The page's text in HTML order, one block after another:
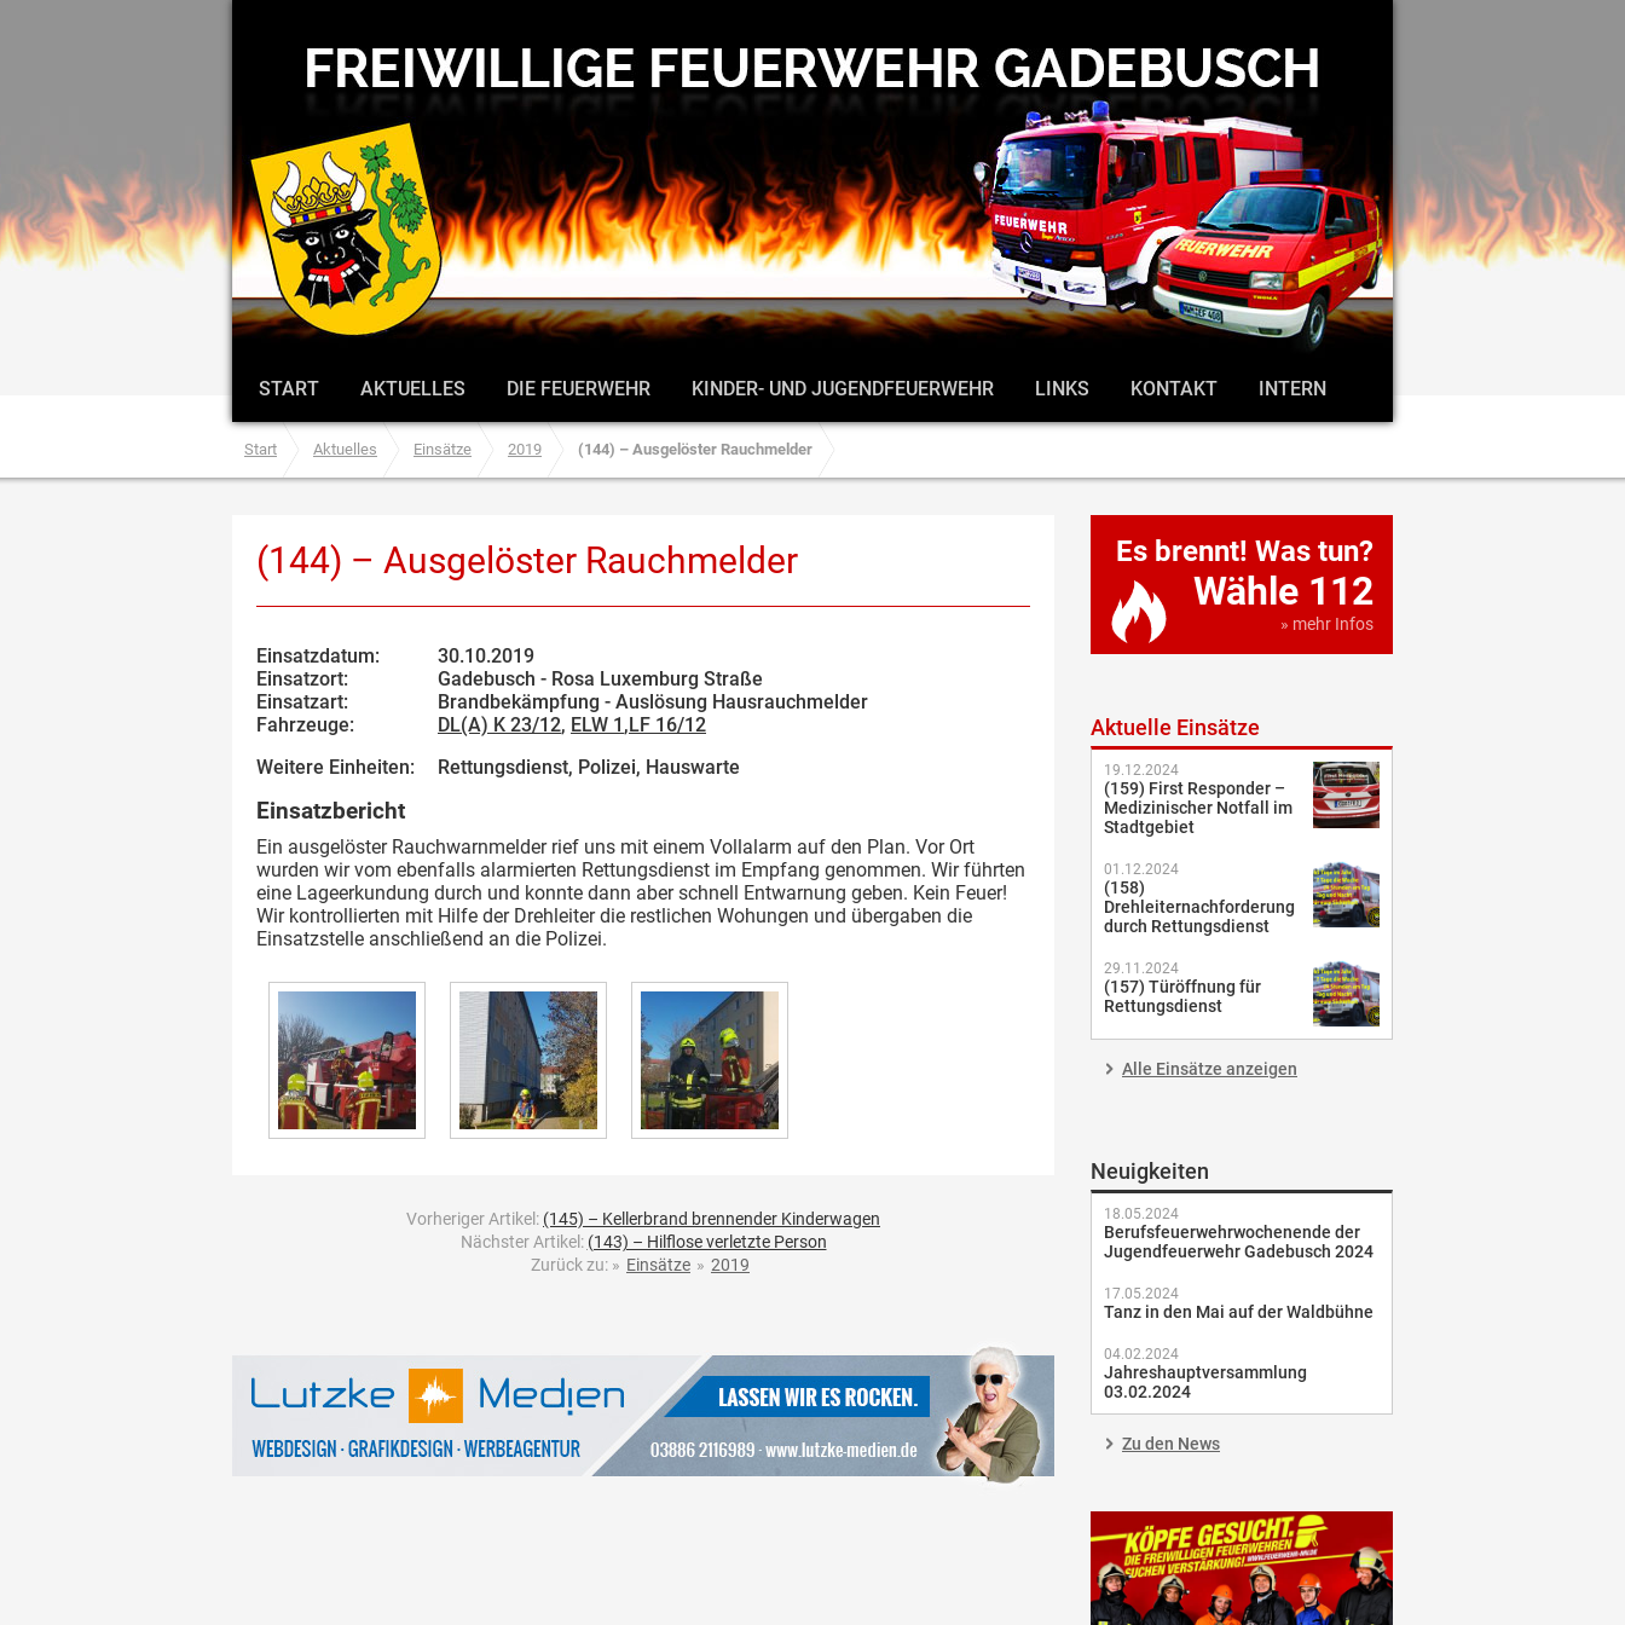
START AKTUELLES DIE FEUERWEHR KINDER- UND JUGENDFEUERWEHR LINKS KONTAKT INTERN
Start Aktuelles Einsätze 2019 (144) – Ausgelöster Rauchmelder
(144) – Ausgelöster Rauchmelder
Einsatzdatum:
30.10.2019
Einsatzort:
Gadebusch - Rosa Luxemburg Straße
Einsatzart:
Brandbekämpfung - Auslösung Hausrauchmelder
Fahrzeuge:
DL(A) K 23/12, ELW 1 ,LF 16/12
Weitere Einheiten:
Rettungsdienst, Polizei, Hauswarte
Einsatzbericht
Ein ausgelöster Rauchwarnmelder rief uns mit einem Vollalarm auf den Plan. Vor Ort
wurden wir vom ebenfalls alarmierten Rettungsdienst im Empfang genommen. Wir führten
eine Lageerkundung durch und konnte dann aber schnell Entwarnung geben. Kein Feuer!
Wir kontrollierten mit Hilfe der Drehleiter die restlichen Wohungen und übergaben die
Einsatzstelle anschließend an die Polizei.
Vorheriger Artikel: (145) – Kellerbrand brennender Kinderwagen
Nächster Artikel: (143) – Hilflose verletzte Person
Zurück zu: » Einsätze » 2019
Es brennt! Was tun?
Wähle 112
» mehr Infos
Aktuelle Einsätze
19.12.2024
(159) First Responder –
Medizinischer Notfall im
Stadtgebiet
01.12.2024
(158)
Drehleiternachforderung
durch Rettungsdienst
29.11.2024
(157) Türöffnung für
Rettungsdienst
Alle Einsätze anzeigen
Neuigkeiten
18.05.2024
Berufsfeuerwehrwochenende der
Jugendfeuerwehr Gadebusch 2024
17.05.2024
Tanz in den Mai auf der Waldbühne
04.02.2024
Jahreshauptversammlung
03.02.2024
Zu den News